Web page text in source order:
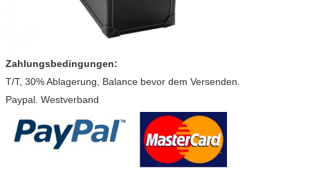
Zahlungsbedingungen:
T/T, 30% Ablagerung, Balance bevor dem Versenden.
Paypal. Westverband